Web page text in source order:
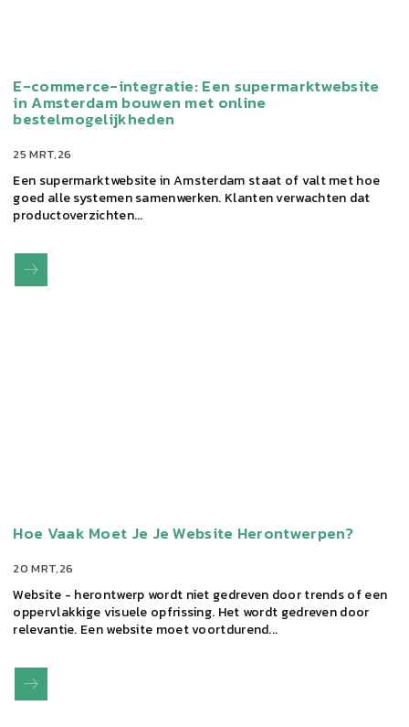
25 MRT,26
Een supermarktwebsite in Amsterdam staat of valt met hoe
goed alle systemen samenwerken. Klanten verwachten dat
productoverzichten...
E-commerce-integratie: Een supermarktwebsite
in Amsterdam bouwen met online
bestelmogelijkheden
20 MRT,26
Website - herontwerp wordt niet gedreven door trends of een
oppervlakkige visuele opfrissing. Het wordt gedreven door
relevantie. Een website moet voortdurend...
Hoe Vaak Moet Je Je Website Herontwerpen?